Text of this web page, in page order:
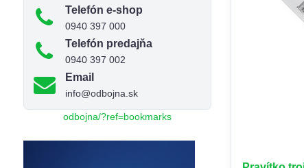
Telefón e-shop
0940 397 000
Telefón predajňa
0940 397 002
Email
info@odbojna.sk
odbojna/?ref=bookmarks